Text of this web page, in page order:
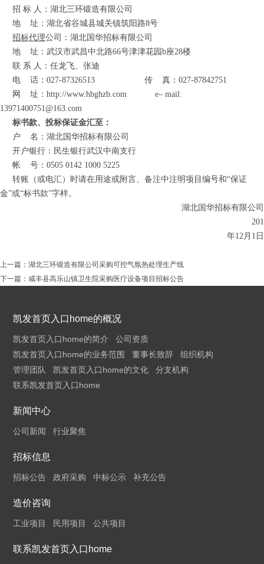
招 标 人：湖北三环锻造有限公司
地
址：湖北省谷城县城关镇筑阳路8号
招标代理公司：湖北国华招标有限公司
地
址： 武汉市武昌中北路66号津津花园b座28楼
联 系 人：任龙飞、张迪
电
话：027-87326513 传
真：027-87842751
网
址 ： http://www.hbghzb.com e– mail:
13971400751@163.com
标书款、投标保证金汇至：
户
名：湖北国华招标有限公司
开户银行：民生银行武汉中南支行
帐
号：0505 0142 1000 5225
转账（或电汇）时请在用途或附言、备注中注明项目编号和“保证
金”或“标书款”字样。
湖北国华招标有限公司
201
年12月 1 日
上一篇： 湖北三环锻造有限公司采购可控气氛热处理生产线
下一篇： 咸丰县高乐山镇卫生院采购医疗设备项目招标公告
凯发首页入口home的概况
凯发首页入口home的简介
公司资质
凯发首页入口home的业务范围
董事长致辞
组织机构
管理团队
凯发首页入口home的文化
分支机构
联系凯发首页入口home
新闻中心
公司新闻 行业聚焦
招标信息
招标公告 政府采购 中标公示 补充公告
造价咨询
工业项目 民用项目 公共项目
联系凯发首页入口home